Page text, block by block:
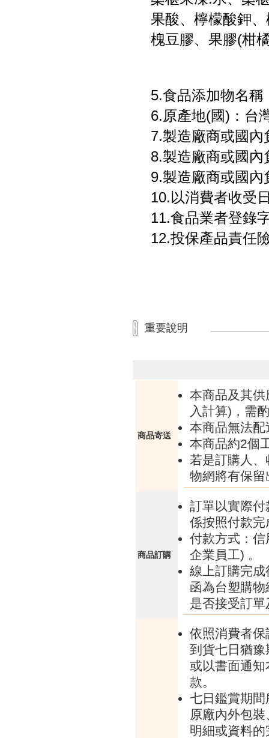
果酸、檸檬酸鉀
槐豆膠、果膠(柑
5.食品添加物名稱
6.原產地(國)：台
7.製造廠商或國
8.製造廠商或國
9.製造廠商或國內
10.以消費者收受
11.食品業者登錄
12.投保產品責任
重要說明
商品寄送
本商品及其
入計算)，需
本商品無法配
本商品約2個
若是訂購人
物網將有保
商品訂購
訂單以實際
係按照付款
付款方式：
企業員工) 。
線上訂購完
函為台塑購
是否接受訂
依照消費者
到貨七日猶
或以書面通
款。
七日鑑賞期
原廠內外包
明細或資料